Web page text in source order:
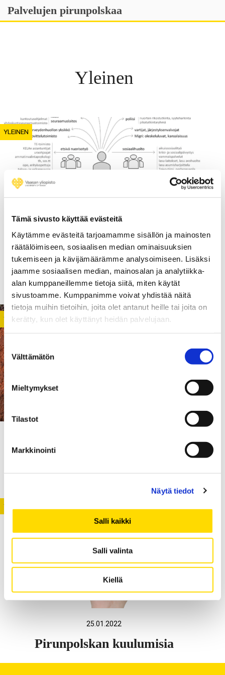
Tämä sivusto käyttää evästeitä
Käytämme evästeitä tarjoamamme sisällön ja mainosten
räätälöimiseen, sosiaalisen median ominaisuuksien
tukemiseen ja kävijämäärämme analysoimiseen. Lisäksi
jaamme sosiaalisen median, mainosalan ja analytiikka-
alan kumppaneillemme tietoja siitä, miten käytät
sivustoamme. Kumppanimme voivat yhdistää näitä
tietoja muihin tietoihin, joita olet antanut heille tai joita on
kerätty, kun olet käyttänyt heidän palvelujaan.
Suostumuksen
valinta
Välttämätön
Mieltymykset
Tilastot
Markkinointi
Näytä tiedot
Salli kaikki
Salli valinta
Kiellä
Skip
Palvelujen pirunpolskaa
Yleinen
YLEINEN
28.01.2023
Luottamuksesta ja sen
puutteesta
YLEINEN
Nuorten palvelutarpeet ja
ammattilaisten yhteistyö
YLEINEN
25.01.2022
Pirunpolskan kuulumisia